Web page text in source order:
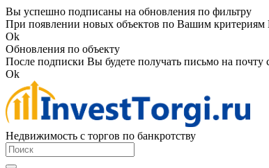
Вы успешно подписаны на обновления по фильтру
При появлении новых объектов по Вашим критериям
Ok
Обновления по объекту
После подписки Вы будете получать письмо на
Ok
Недвижимость с торгов по банкротству